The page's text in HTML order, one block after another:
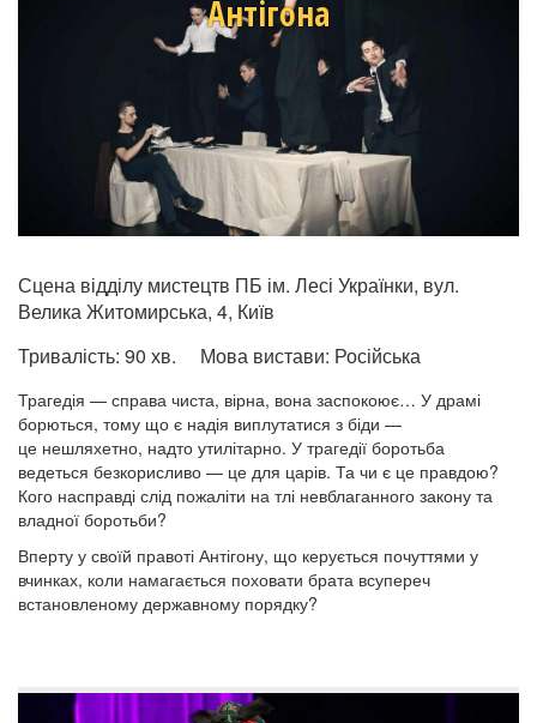
Антігона
Сцена відділу мистецтв ПБ ім. Лесі Українки, вул.
Велика Житомирська, 4, Київ
Тривалість: 90 хв. Мова вистави: Російська
Трагедія — справа чиста, вірна, вона заспокоює… У драмі
борються, тому що є надія виплутатися з біди —
це нешляхетно, надто утилітарно. У трагедії боротьба
ведеться безкорисливо — це для царів. Та чи є це правдою?
Кого насправді слід пожаліти на тлі невблаганного закону та
владної боротьби?
Вперту у своїй правоті Антігону, що керується почуттями у
вчинках, коли намагається поховати брата всупереч
встановленому державному порядку?